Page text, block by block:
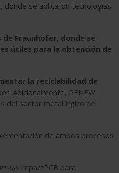
donde se aplicaron tecnologías
Fraunhofer, donde se
útiles para la obtención de
la reciclabilidad de
Adicionalmente, RENEW
del sector metalúrgico del
de ambos procesos
up ImpactPCB para